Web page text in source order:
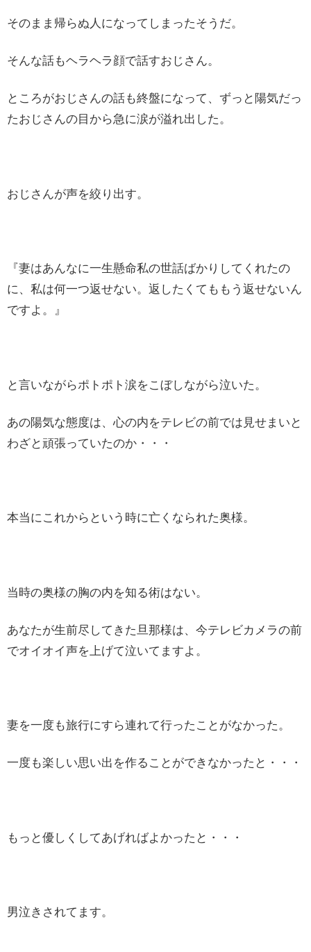
そのまま帰らぬ人になってしまったそうだ。
そんな話もヘラヘラ顔で話すおじさん。
ところがおじさんの話も終盤になって、ずっと陽気だっ
たおじさんの目から急に涙が溢れ出した。
おじさんが声を絞り出す。
『妻はあんなに一生懸命私の世話ばかりしてくれたの
に、私は何一つ返せない。返したくてももう返せないん
ですよ。』
と言いながらポトポト涙をこぼしながら泣いた。
あの陽気な態度は、心の内をテレビの前では見せまいと
わざと頑張っていたのか・・・
本当にこれからという時に亡くなられた奥様。
当時の奥様の胸の内を知る術はない。
あなたが生前尽してきた旦那様は、今テレビカメラの前
でオイオイ声を上げて泣いてますよ。
妻を一度も旅行にすら連れて行ったことがなかった。
一度も楽しい思い出を作ることができなかったと・・・
もっと優しくしてあげればよかったと・・・
男泣きされてます。